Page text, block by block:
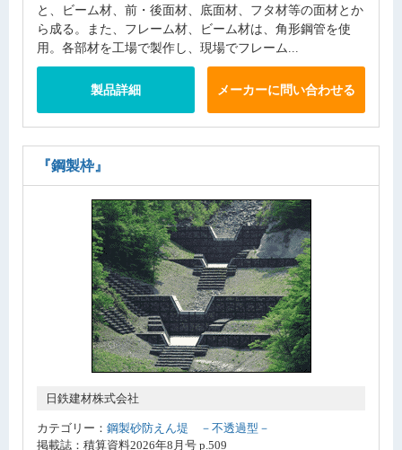
と、ビーム材、前・後面材、底面材、フタ材等の面材とか
ら成る。また、フレーム材、ビーム材は、角形鋼管を使
用。各部材を工場で製作し、現場でフレーム...
製品詳細 メーカーに問い合わせる
『鋼製枠』
日鉄建材株式会社
カテゴリー： 鋼製砂防えん堤 －不透過型－
掲載誌：積算資料2026年8月号 p.509